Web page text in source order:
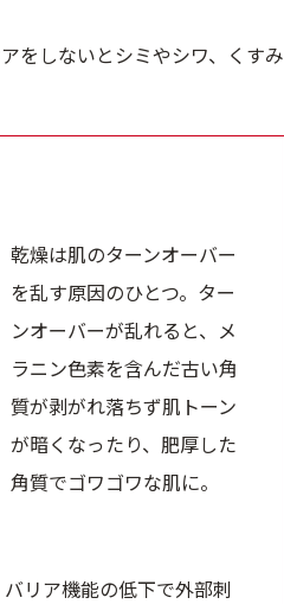
をしないとシミやシワ、くすみ
乾燥は肌のターンオーバー
を乱す原因のひとつ。ター
ンオーバーが乱れると、メ
ラニン色素を含んだ古い角
質が剥がれ落ちず肌トーン
が暗くなったり、肥厚した
角質でゴワゴワな肌に。
バリア機能の低下で外部刺